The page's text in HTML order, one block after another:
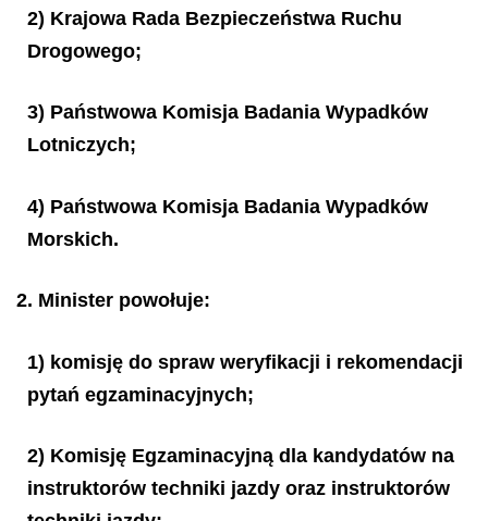
2) Krajowa Rada Bezpieczeństwa Ruchu
Drogowego;
3) Państwowa Komisja Badania Wypadków
Lotniczych;
4) Państwowa Komisja Badania Wypadków
Morskich.
2. Minister powołuje:
1) komisję do spraw weryfikacji i rekomendacji
pytań egzaminacyjnych;
2) Komisję Egzaminacyjną dla kandydatów na
instruktorów techniki jazdy oraz instruktorów